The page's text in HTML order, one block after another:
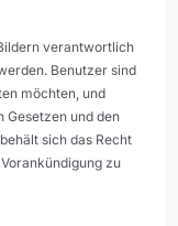
verantwortlich
Benutzer sind
möchten, und
Gesetzen und den
sich das Recht
zu